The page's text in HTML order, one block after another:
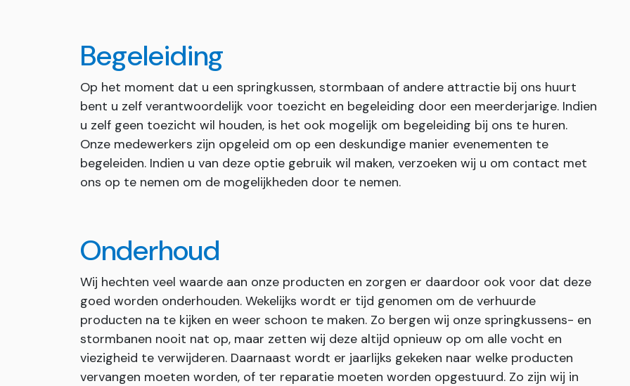
Begeleiding
Op het moment dat u een springkussen, stormbaan of andere attractie bij ons huurt
bent u zelf verantwoordelijk voor toezicht en begeleiding door een meerderjarige. Indien
u zelf geen toezicht wil houden, is het ook mogelijk om begeleiding bij ons te huren.
Onze medewerkers zijn opgeleid om op een deskundige manier evenementen te
begeleiden. Indien u van deze optie gebruik wil maken, verzoeken wij u om contact met
ons op te nemen om de mogelijkheden door te nemen.
Onderhoud
Wij hechten veel waarde aan onze producten en zorgen er daardoor ook voor dat deze
goed worden onderhouden. Wekelijks wordt er tijd genomen om de verhuurde
producten na te kijken en weer schoon te maken. Zo bergen wij onze springkussens- en
stormbanen nooit nat op, maar zetten wij deze altijd opnieuw op om alle vocht en
viezigheid te verwijderen. Daarnaast wordt er jaarlijks gekeken naar welke producten
vervangen moeten worden, of ter reparatie moeten worden opgestuurd. Zo zijn wij in